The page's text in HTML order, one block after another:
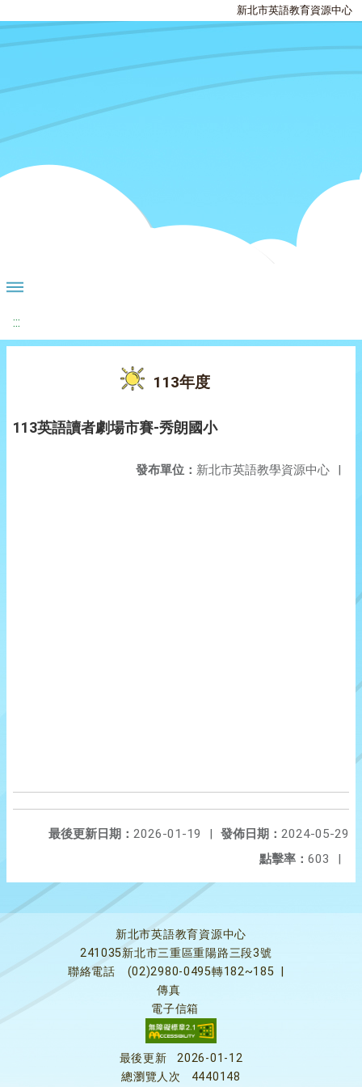
新北市英語教育資源中心
:::
113年度
113英語讀者劇場市賽-秀朗國小
發布單位： 新北市英語教學資源中心 |
發佈日期： 2024-05-29
最後更新日期： 2026-01-19
|
點擊率： 603 |
新北市英語教育資源中心
241035新北市三重區重陽路三段3號
聯絡電話
(02)2980-0495轉182~185
傳真
電子信箱
最後更新
2026-01-12
總瀏覽人次
4440148